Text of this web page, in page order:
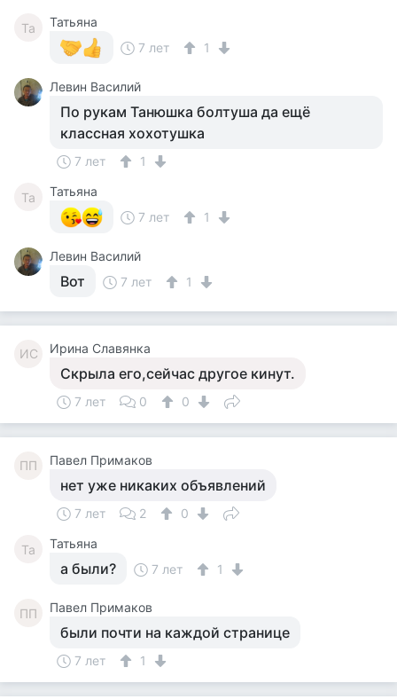
Та
Татьяна
7 лет
1
Левин Василий
По рукам Танюшка болтуша да ещё
классная хохотушка
7 лет 1
Та
Татьяна
7 лет
1
Левин Василий
Вот 7 лет 1
ИС Ирина Славянка
Скрыла его,сейчас другое кинут.
7 лет 0 0
ПП Павел Примаков
нет уже никаких объявлений
7 лет 2 0
Та Татьяна
а были? 7 лет 1
ПП Павел Примаков
были почти на каждой странице
7 лет 1